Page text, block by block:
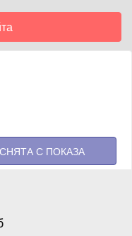
С ПОКАЗА